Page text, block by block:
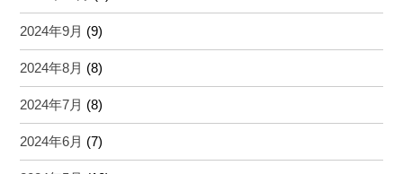
2024年9月 (9)
2024年8月 (8)
2024年7月 (8)
2024年6月 (7)